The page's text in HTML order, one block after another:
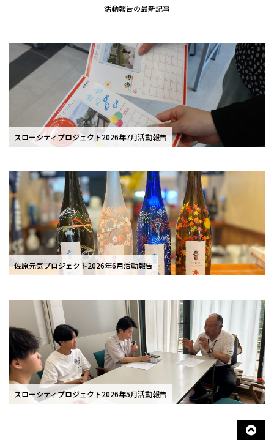
活動報告の最新記事
スローシティプロジェクト2026年7月活動報告
佐原元気プロジェクト2026年6月活動報告
スローシティプロジェクト2026年5月活動報告